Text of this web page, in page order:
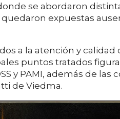
se abordaron
expuestas
a la atención y calidad
puntos tratados
y PAMI, además de las
de Viedma.